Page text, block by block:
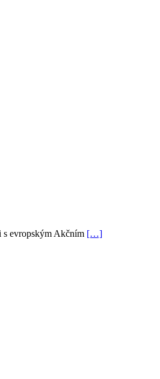
s evropským Akčním […]